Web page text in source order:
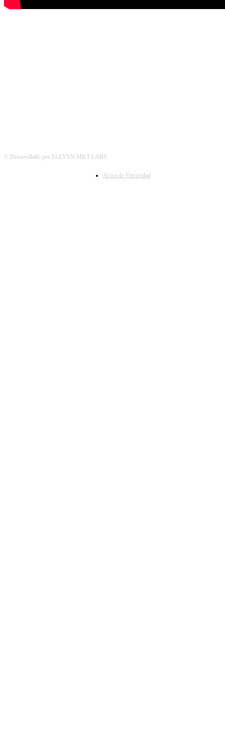
© Desarrollado por ELEVEN MKT LABS
Aviso de Privacidad